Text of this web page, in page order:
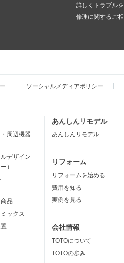
詳しくトラブル
修理に関するご
ソーシャルメディアポリシー
周辺機器
ルデザイン
）
商品
ックス
置
あんしんリモデル
あんしんリモデル
リフォーム
リフォームを始める
費用を知る
実例を見る
会社情報
TOTOについて
TOTOの歩み